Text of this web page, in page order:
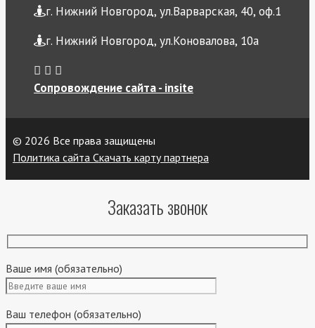
г. Нижний Новгород, ул.Варварская, 40, оф.1
г. Нижний Новгород, ул.Коновалова, 10а
Сопровождение сайта - insite
© 2026 Все права защищены
Политика сайта Скачать карту партнера
Заказать звонок
Ваше имя (обязательно)
Ваш телефон (обязательно)